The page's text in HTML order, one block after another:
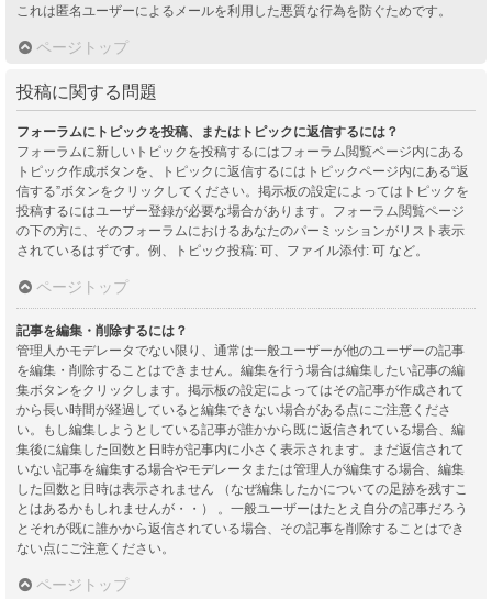
これは匿名ユーザーによるメールを利用した悪質な行為を防ぐためです。
ページトップ
投稿に関する問題
フォーラムにトピックを投稿、またはトピックに返信するには？
フォーラムに新しいトピックを投稿するにはフォーラム閲覧ページ内にある
トピック作成ボタンを、トピックに返信するにはトピックページ内にある“返
信する”ボタンをクリックしてください。掲示板の設定によってはトピックを
投稿するにはユーザー登録が必要な場合があります。フォーラム閲覧ページ
の下の方に、そのフォーラムにおけるあなたのパーミッションがリスト表示
されているはずです。例、トピック投稿: 可、ファイル添付: 可 など。
ページトップ
記事を編集・削除するには？
管理人かモデレータでない限り、通常は一般ユーザーが他のユーザーの記事
を編集・削除することはできません。編集を行う場合は編集したい記事の編
集ボタンをクリックします。掲示板の設定によってはその記事が作成されて
から長い時間が経過していると編集できない場合がある点にご注意くださ
い。もし編集しようとしている記事が誰かから既に返信されている場合、編
集後に編集した回数と日時が記事内に小さく表示されます。まだ返信されて
いない記事を編集する場合やモデレータまたは管理人が編集する場合、編集
した回数と日時は表示されません （なぜ編集したかについての足跡を残すこ
とはあるかもしれませんが・・） 。一般ユーザーはたとえ自分の記事だろう
とそれが既に誰かから返信されている場合、その記事を削除することはでき
ない点にご注意ください。
ページトップ